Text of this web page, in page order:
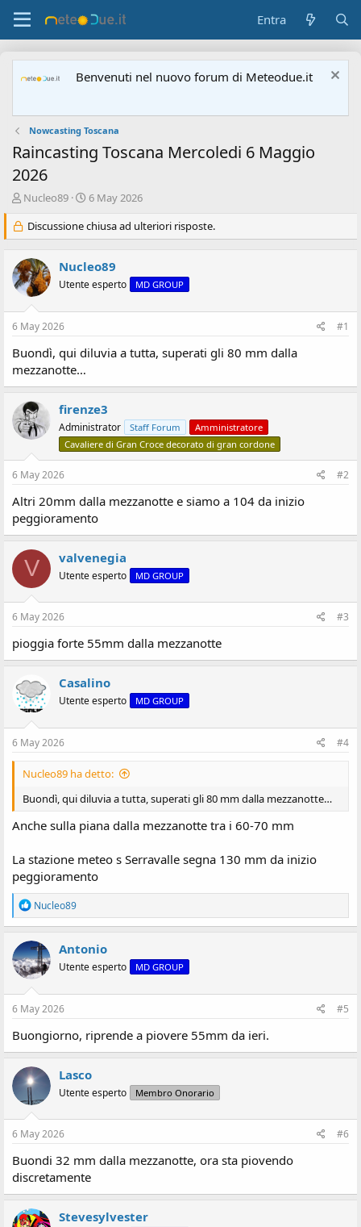
Entra
Benvenuti nel nuovo forum di Meteodue.it
Nowcasting Toscana
Raincasting Toscana Mercoledi 6 Maggio
2026
A
t
o
e
d
s
c
s
s
i
o
n
e
Nucleo89
D
t
a
'
i
i
o
6 May 2026
Discussione chiusa ad ulteriori risposte.
Nucleo89
Utente esperto MD GROUP
6 May 2026 #1
Buondì, qui diluvia a tutta, superati gli 80 mm dalla
mezzanotte…
firenze3
Administrator Staff Forum
Amministratore
Cavaliere di Gran Croce decorato di gran cordone
6 May 2026 #2
Altri 20mm dalla mezzanotte e siamo a 104 da inizio
peggioramento
V valvenegia
Utente esperto MD GROUP
6 May 2026 #3
pioggia forte 55mm dalla mezzanotte
Casalino
Utente esperto MD GROUP
6 May 2026 #4
Nucleo89 ha detto:
Buondì, qui diluvia a tutta, superati gli 80 mm dalla mezzanotte…
Anche sulla piana dalla mezzanotte tra i 60-70 mm
La stazione meteo s Serravalle segna 130 mm da inizio
peggioramento
R
e
a
z
i
o
n
i
:
Nucleo89
Antonio
Utente esperto MD GROUP
6 May 2026 #5
Buongiorno, riprende a piovere 55mm da ieri.
Lasco
Utente esperto Membro Onorario
6 May 2026 #6
Buondi 32 mm dalla mezzanotte, ora sta piovendo
discretamente
Stevesylvester